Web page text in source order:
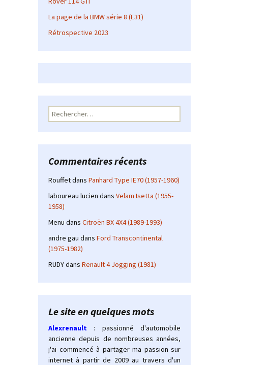
La page de la BMW série 8 (E31)
Rétrospective 2023
Rechercher :
Commentaires récents
Rouffetdans Panhard Type IE70 (1957-1960)
laboureau lucien dans Velam Isetta (1955-
1958)
Menu dans Citroën BX 4X4 (1989-1993)
andre gau dans Ford Transcontinental
(1975-1982)
RUDYdans Renault 4 Jogging (1981)
Le site en quelques mots
Alexrenault
: passionné d'automobile
ancienne depuis de nombreuses années,
j'ai commencé à partager ma passion sur
internet à partir de 2009 au travers d'un